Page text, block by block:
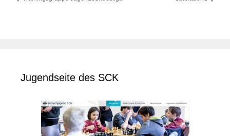
Jugendseite des SCK